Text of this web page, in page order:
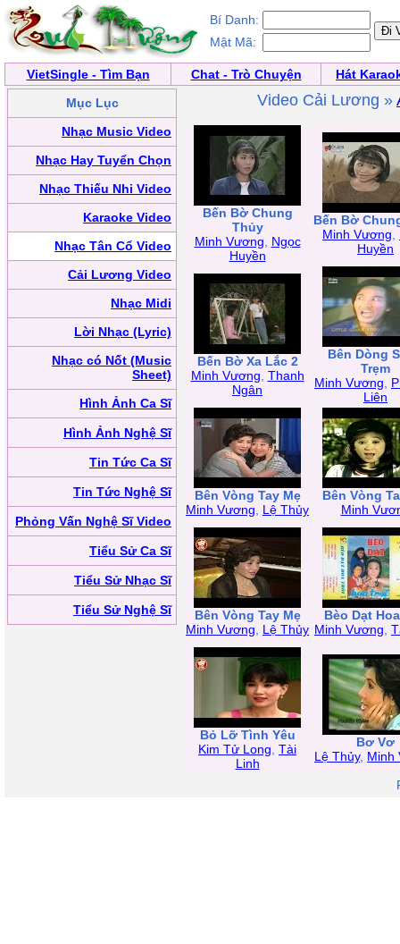
Bí Danh:
Mật Mã:
VietSingle - Tìm Bạn Chat - Trò Chuyện
Hát
Mục Lục
Nhạc Music Video
Nhạc Hay Tuyển Chọn
Nhạc Thiếu Nhi Video
Karaoke Video
Nhạc Tân Cổ Video
Cải Lương Video
Nhạc Midi
Lời Nhạc (Lyric)
Nhạc có Nốt (Music
Sheet)
Hình Ảnh Ca Sĩ
Hình Ảnh Nghệ Sĩ
Tin Tức Ca Sĩ
Tin Tức Nghệ Sĩ
Phỏng Vấn Nghệ Sĩ Video
Tiểu Sử Ca Sĩ
Tiểu Sử Nhạc Sĩ
Tiểu Sử Nghệ Sĩ
Video Cải Lương »
Bến Bờ Chung
Thủy
Minh Vương
Ngọc
Huyền
Bến Bờ
Minh Vương
Huyền
Bến Bờ Xa Lắc 2
Minh Vương Thanh
Ngân
Bên Dòng
Trẹm
Minh Vương
Liên
Bên Vòng Tay Mẹ
Minh Vương
Lệ Thủy
Bên Vòng
Minh
Bên Vòng Tay Mẹ
Minh Vương
Lệ Thủy
Bèo Dạt
Minh Vương
Bỏ Lỡ Tình Yêu
Kim Tử Long Tài
Linh
Bơ Vơ
Lệ Thủy, Minh